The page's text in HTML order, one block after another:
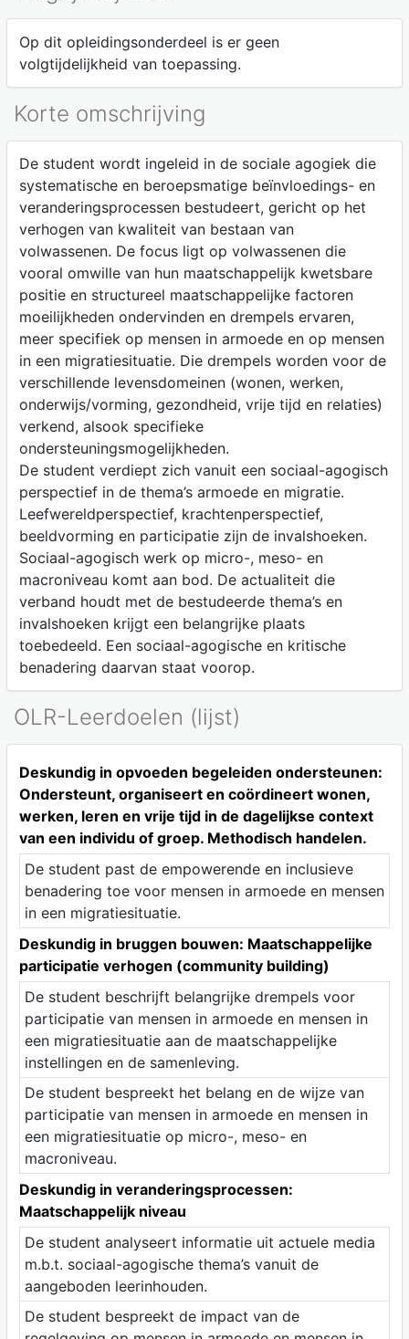
Op dit opleidingsonderdeel is er geen
volgtijdelijkheid van toepassing.
Korte omschrijving
De student wordt ingeleid in de sociale agogiek die
systematische en beroepsmatige beïnvloedings- en
veranderingsprocessen bestudeert, gericht op het
verhogen van kwaliteit van bestaan van
volwassenen. De focus ligt op volwassenen die
vooral omwille van hun maatschappelijk kwetsbare
positie en structureel maatschappelijke factoren
moeilijkheden ondervinden en drempels ervaren,
meer specifiek op mensen in armoede en op mensen
in een migratiesituatie. Die drempels worden voor de
verschillende levensdomeinen (wonen, werken,
onderwijs/vorming, gezondheid, vrije tijd en relaties)
verkend, alsook specifieke
ondersteuningsmogelijkheden.
De student verdiept zich vanuit een sociaal-agogisch
perspectief in de thema’s armoede en migratie.
Leefwereldperspectief, krachtenperspectief,
beeldvorming en participatie zijn de invalshoeken.
Sociaal-agogisch werk op micro-, meso- en
macroniveau komt aan bod. De actualiteit die
verband houdt met de bestudeerde thema’s en
invalshoeken krijgt een belangrijke plaats
toebedeeld. Een sociaal-agogische en kritische
benadering daarvan staat voorop.
OLR-Leerdoelen (lijst)
Deskundig in opvoeden begeleiden ondersteunen:
Ondersteunt, organiseert en coördineert wonen,
werken, leren en vrije tijd in de dagelijkse context
van een individu of groep. Methodisch handelen.
De student past de empowerende en inclusieve
benadering toe voor mensen in armoede en mensen
in een migratiesituatie.
Deskundig in bruggen bouwen: Maatschappelijke
participatie verhogen (community building)
De student beschrijft belangrijke drempels voor
participatie van mensen in armoede en mensen in
een migratiesituatie aan de maatschappelijke
instellingen en de samenleving.
De student bespreekt het belang en de wijze van
participatie van mensen in armoede en mensen in
een migratiesituatie op micro-, meso- en
macroniveau.
Deskundig in veranderingsprocessen:
Maatschappelijk niveau
De student analyseert informatie uit actuele media
m.b.t. sociaal-agogische thema’s vanuit de
aangeboden leerinhouden.
De student bespreekt de impact van de